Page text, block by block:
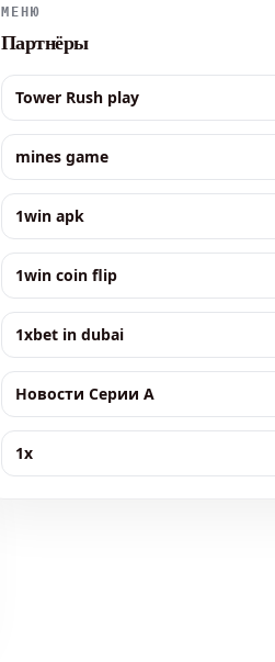
Консейсау. «Интер» продемонстрировал уб
МЕНЮ
Партнёры
Tower Rush play
mines game
1win apk
1win coin flip
1xbet in dubai
Новости Серии А
1x